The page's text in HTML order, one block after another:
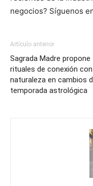
negocios? Síguenos
Artículo anterior
Sagrada Madre propone
rituales de conexión
naturaleza en cambios
temporada astrológica